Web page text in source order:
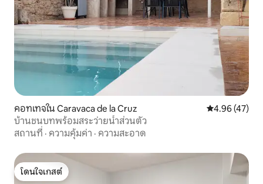
คอทเทจใน Caravaca de la Cruz คะแนนเฉลี่ย
4.96 (47)
บ้านชนบทพร้อมสระว่ายน้ำส่วนตัว
สถานที่ · ความคุ้มค่า · ความสะอาด
โดนใจเกสต์
โดนใจเกสต์